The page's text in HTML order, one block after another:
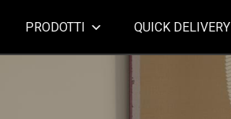
PRODOTTI QUICK DELIVERY